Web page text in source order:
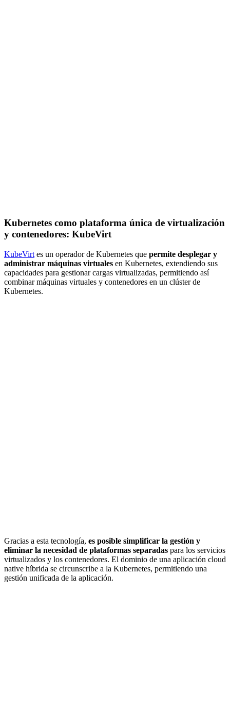
Kubernetes como plataforma única de virtualización
y contenedores: KubeVirt
KubeVirt es un operador de Kubernetes que permite desplegar y
administrar máquinas virtuales en Kubernetes, extendiendo sus
capacidades para gestionar cargas virtualizadas, permitiendo así
combinar máquinas virtuales y contenedores en un clúster de
Kubernetes.
Gracias a esta tecnología, es posible simplificar la gestión y
eliminar la necesidad de plataformas separadas para los servicios
virtualizados y los contenedores. El dominio de una aplicación cloud
native híbrida se circunscribe a la Kubernetes, permitiendo una
gestión unificada de la aplicación.